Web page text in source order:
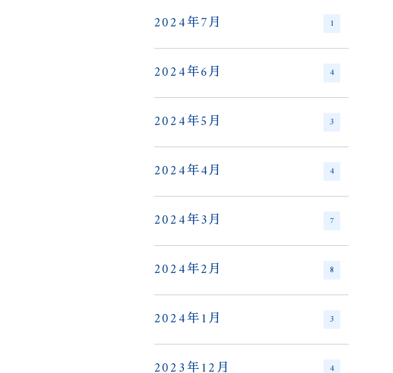
2024年7月 1
2024年6月 4
2024年5月 3
2024年4月 4
2024年3月 7
2024年2月 8
2024年1月 3
2023年12月 4